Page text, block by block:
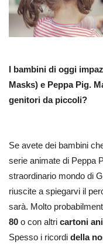
I bambini di oggi
Masks) e Peppa Pig.
genitori da piccoli?
Se avete dei bambini
serie animate di Peppa
straordinario mondo di
riuscite a spiegarvi il
sarà. Molto
80 o con altri cartoni
Spesso i ricordi della